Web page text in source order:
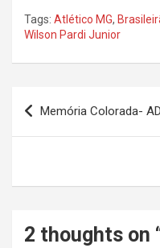
Tags: Atlético MG,
Wilson Pardi Junior
Navegação
de
Memória Colorada-
2 thoughts on